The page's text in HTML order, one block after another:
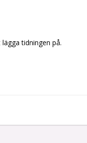
tidningen på.